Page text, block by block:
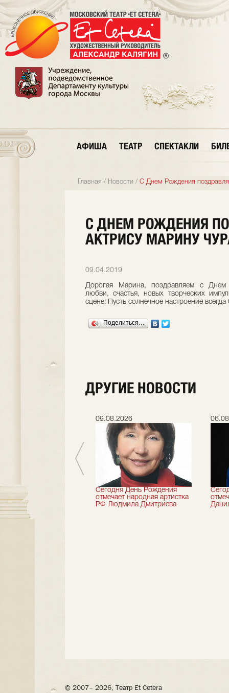
АФИША ТЕАТР СПЕКТАКЛИ
Главная / Новости / С Днем Рождения
С ДНЕМ РОЖДЕНИЯ
АКТРИСУ МАРИНУ
09.04.2019
Дорогая Марина, поздравляем с
любви, счастья, новых творческих
сцене! Пусть солнечное настроение всегда
Поделиться…
ДРУГИЕ НОВОСТИ
искусств
Николай Максимов
09.08.2026
Сегодня День Рождения
отмечает народная артистка
РФ Людмила Дмитриева
© 2007– 2026, Театр Et Cetera